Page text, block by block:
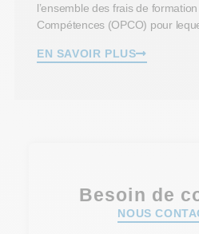
l’ensemble des frais de
Compétences (OPCO) pour
EN SAVOIR PLUS
Besoin de
NOUS